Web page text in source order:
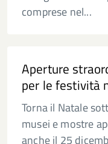
comprese nel...
Aperture
per le festività
Torna il Natale
musei e mostre
anche il 25